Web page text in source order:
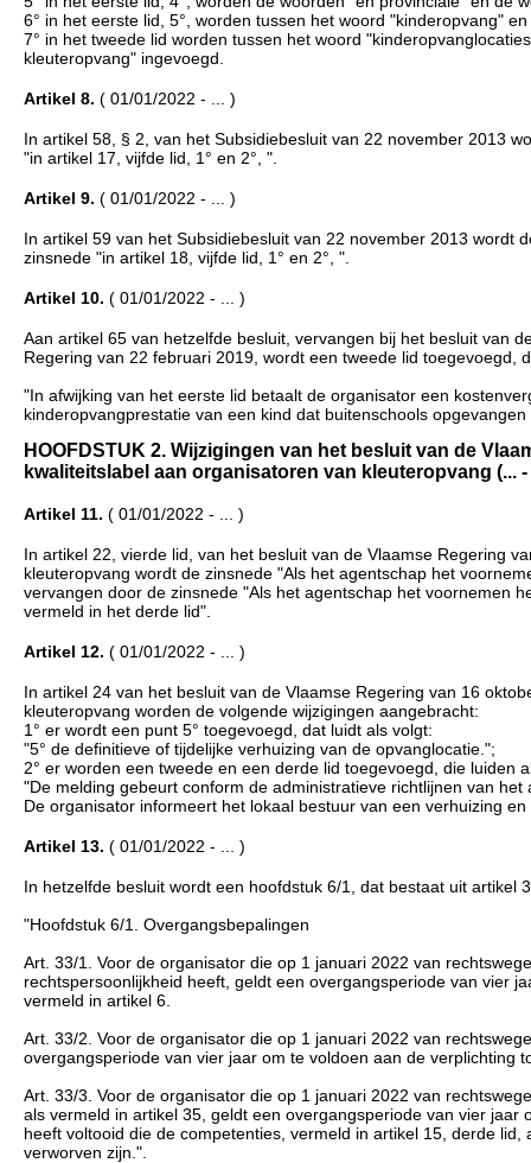
6° in het eerste lid, 5°, worden tussen het woord "kinderopvang"
7° in het tweede lid worden tussen het woord
kleuteropvang" ingevoegd.
Artikel 8. ( 01/01/2022 - ... )
In artikel 58, § 2, van het Subsidiebesluit van 22 november 2013
"in artikel 17, vijfde lid, 1° en 2°, ".
Artikel 9. ( 01/01/2022 - ... )
In artikel 59 van het Subsidiebesluit van 22 november 2013 wordt
zinsnede "in artikel 18, vijfde lid, 1° en 2°, ".
Artikel 10. ( 01/01/2022 - ... )
Aan artikel 65 van hetzelfde besluit, vervangen bij het besluit van
Regering van 22 februari 2019, wordt een tweede lid toegevoegd,
"In afwijking van het eerste lid betaalt de organisator een
kinderopvangprestatie van een kind dat buitenschools
HOOFDSTUK 2. Wijzigingen van het besluit van de
kwaliteitslabel aan organisatoren van kleuteropvang (... -
Artikel 11. ( 01/01/2022 - ... )
In artikel 22, vierde lid, van het besluit van de Vlaamse Regering
kleuteropvang wordt de zinsnede "Als het agentschap het
vervangen door de zinsnede "Als het agentschap het voornemen
vermeld in het derde lid".
Artikel 12. ( 01/01/2022 - ... )
In artikel 24 van het besluit van de Vlaamse Regering van 16
kleuteropvang worden de volgende wijzigingen aangebracht:
1° er wordt een punt 5° toegevoegd, dat luidt als volgt:
"5° de definitieve of tijdelijke verhuizing van de opvanglocatie.";
2° er worden een tweede en een derde lid toegevoegd, die luiden
"De melding gebeurt conform de administratieve richtlijnen van het
De organisator informeert het lokaal bestuur van een verhuizing
Artikel 13. ( 01/01/2022 - ... )
In hetzelfde besluit wordt een hoofdstuk 6/1, dat bestaat uit artikel
"Hoofdstuk 6/1. Overgangsbepalingen
Art. 33/1. Voor de organisator die op 1 januari 2022 van
rechtspersoonlijkheid heeft, geldt een overgangsperiode van vier
vermeld in artikel 6.
Art. 33/2. Voor de organisator die op 1 januari 2022 van
overgangsperiode van vier jaar om te voldoen aan de verplichting
Art. 33/3. Voor de organisator die op 1 januari 2022 van
als vermeld in artikel 35, geldt een overgangsperiode van vier
heeft voltooid die de competenties, vermeld in artikel 15, derde
verworven zijn.".